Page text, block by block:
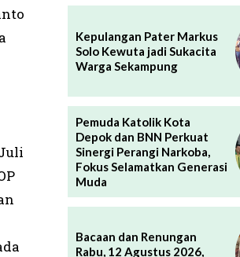
Kepulangan Pater Markus
Solo Kewuta jadi Sukacita
Warga Sekampung
Pemuda Katolik Kota
Depok dan BNN Perkuat
Sinergi Perangi Narkoba,
Fokus Selamatkan Generasi
Muda
Bacaan dan Renungan
Rabu, 12 Agustus 2026,